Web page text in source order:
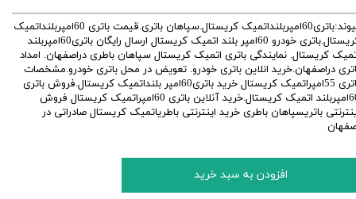
پیوند:باتری60امپربلنداتمیک کریستال.سپاهان باتری.قیمت باتری 60امپربلنداتمیک
کریستال.باتری خودرو 60امپر بلند اتمیک کریستال ارسال رایگان باتری60امپربلند
کریستال. نمایندگی باتری اتمیک کریستال سپاهان باطری دراصفهان. امداد
دراصفهان.خرید انلاین باتری خودرو. تعویض در محل باتری خودرو.مشخصات
باتری 55امپراتمیک کریستال خرید باتری60امپر بلنداتمیک کریستال.فروش باتری
60امپربلند اتمیک کریستال.خرید آنلاین باتری 60امپراتمیک کریستال فروش
باتریسپاهان باطری خرید اینترنتی باطریاتمیک کریستال صادراتی در
افزودن به سبد خرید